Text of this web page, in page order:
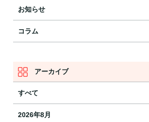
お知らせ
コラム
アーカイブ
すべて
2026年8月